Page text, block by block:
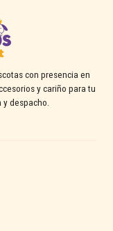
con presencia en
y cariño para tu
despacho.